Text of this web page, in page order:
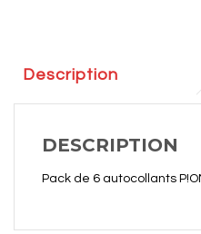
Description
DESCRIPTION
Pack de 6 autocollants